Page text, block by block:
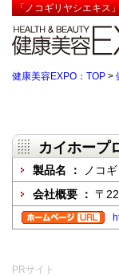
「ノコギリヤシエキス
健康美容EXPO：TOP >
カイホープ
製品名 ：
ノコ
会社概要 ： 〒
PRサイト